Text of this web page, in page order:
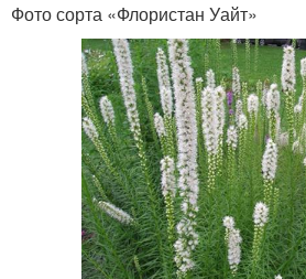
Фото сорта «Флористан Уайт»